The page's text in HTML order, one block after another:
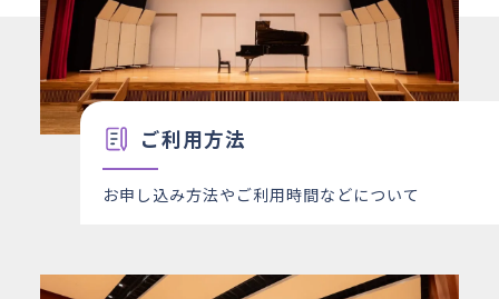
ご利用方法
お申し込み方法やご利用時間などについて